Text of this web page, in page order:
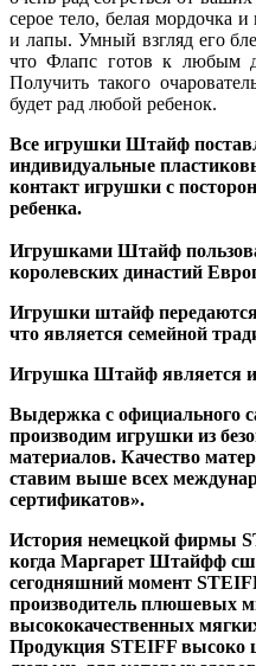
серое тело, белая мордочка
и лапы. Умный взгляд его
что Флапс готов к любым
Получить такого
будет рад любой ребенок.
Все игрушки Штайф
индивидуальные
контакт игрушки с
ребенка.
Игрушками Штайф
королевских династий
Игрушки штайф
что является семейной
Игрушка Штайф является
Выдержка с официального
производим игрушки из
материалов. Качество
ставим выше всех
сертификатов».
История немецкой фирмы
когда Маргарет Штайфф
сегодняшний момент
производитель плюшевых
высококачественных
Продукция STEIFF высоко